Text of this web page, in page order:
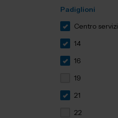
Padiglioni
Centro servizi
14
16
19
21
22